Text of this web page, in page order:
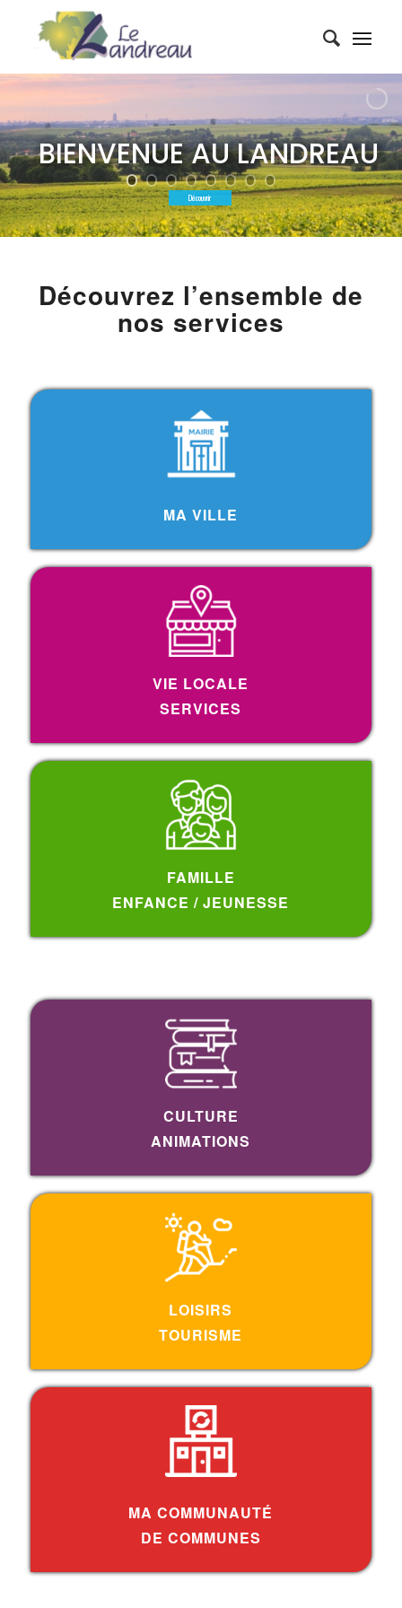
BIENVENUEAULANDREAU
Découvrir
Découvrez l’ensemble de
nos services
MA VILLE
VIE LOCALE
SERVICES
FAMILLE
ENFANCE / JEUNESSE
CULTURE
ANIMATIONS
LOISIRS
TOURISME
MA COMMUNAUTÉ
DE COMMUNES